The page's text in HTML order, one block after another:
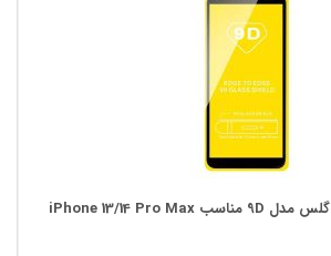
محافظ صفحه نمایش گلس مدل 9D مناسب iPhone 13/14 Pro Max